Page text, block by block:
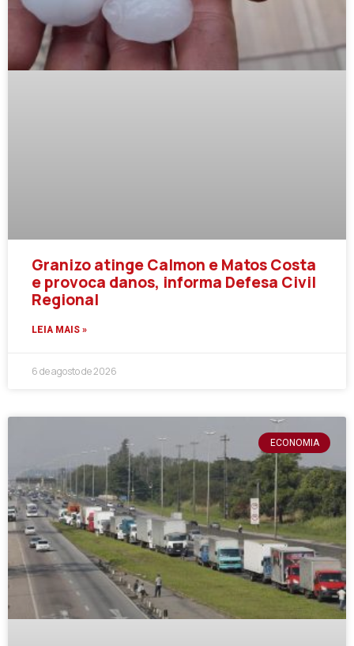
Granizo atinge Calmon e Matos Costa
e provoca danos, informa Defesa Civil
Regional
LEIA MAIS »
6 de agosto de 2026
ECONOMIA